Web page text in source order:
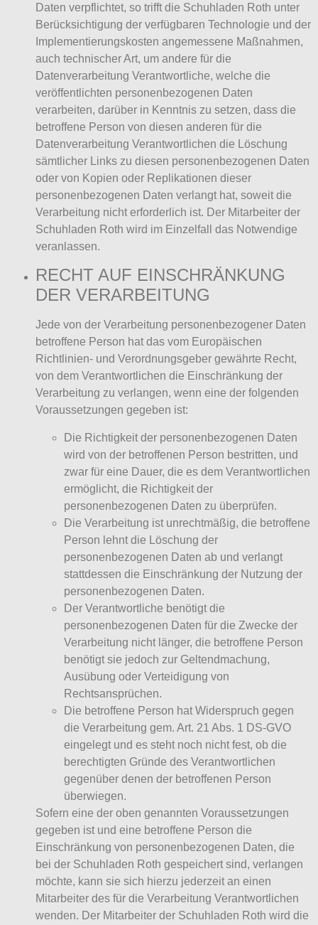
Daten verpflichtet, so trifft die Schuhladen Roth unter
Berücksichtigung der verfügbaren Technologie und der
Implementierungskosten angemessene Maßnahmen,
auch technischer Art, um andere für die
Datenverarbeitung Verantwortliche, welche die
veröffentlichten personenbezogenen Daten
verarbeiten, darüber in Kenntnis zu setzen, dass die
betroffene Person von diesen anderen für die
Datenverarbeitung Verantwortlichen die Löschung
sämtlicher Links zu diesen personenbezogenen Daten
oder von Kopien oder Replikationen dieser
personenbezogenen Daten verlangt hat, soweit die
Verarbeitung nicht erforderlich ist. Der Mitarbeiter der
Schuhladen Roth wird im Einzelfall das Notwendige
veranlassen.
RECHT AUF EINSCHRÄNKUNG
DER VERARBEITUNG
Jede von der Verarbeitung personenbezogener Daten
betroffene Person hat das vom Europäischen
Richtlinien- und Verordnungsgeber gewährte Recht,
von dem Verantwortlichen die Einschränkung der
Verarbeitung zu verlangen, wenn eine der folgenden
Voraussetzungen gegeben ist:
Die Richtigkeit der personenbezogenen Daten
wird von der betroffenen Person bestritten, und
zwar für eine Dauer, die es dem Verantwortlichen
ermöglicht, die Richtigkeit der
personenbezogenen Daten zu überprüfen.
Die Verarbeitung ist unrechtmäßig, die betroffene
Person lehnt die Löschung der
personenbezogenen Daten ab und verlangt
stattdessen die Einschränkung der Nutzung der
personenbezogenen Daten.
Der Verantwortliche benötigt die
personenbezogenen Daten für die Zwecke der
Verarbeitung nicht länger, die betroffene Person
benötigt sie jedoch zur Geltendmachung,
Ausübung oder Verteidigung von
Rechtsansprüchen.
Die betroffene Person hat Widerspruch gegen
die Verarbeitung gem. Art. 21 Abs. 1 DS-GVO
eingelegt und es steht noch nicht fest, ob die
berechtigten Gründe des Verantwortlichen
gegenüber denen der betroffenen Person
überwiegen.
Sofern eine der oben genannten Voraussetzungen
gegeben ist und eine betroffene Person die
Einschränkung von personenbezogenen Daten, die
bei der Schuhladen Roth gespeichert sind, verlangen
möchte, kann sie sich hierzu jederzeit an einen
Mitarbeiter des für die Verarbeitung Verantwortlichen
wenden. Der Mitarbeiter der Schuhladen Roth wird die